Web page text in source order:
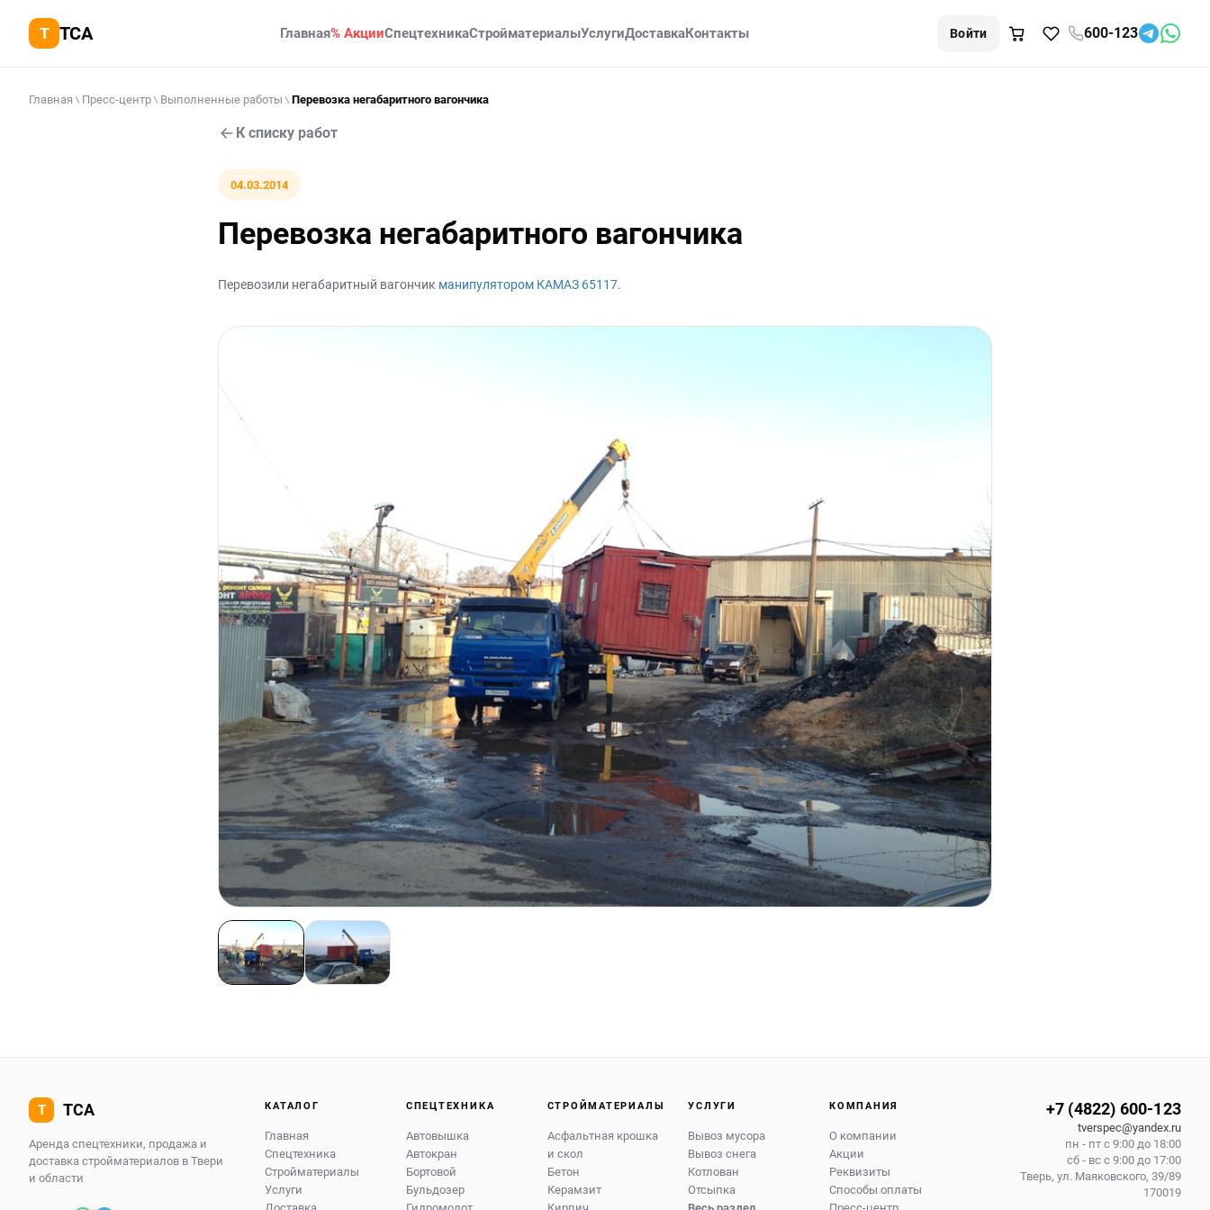
TCA Главная% АкцииСпецтехникаСтройматериалыУслугиДоставкаКонтакты Войти 600-123
Главная Пресс-центр Выполненные работы Перевозка негабаритного вагончика
К списку работ
04.03.2014
Перевозка негабаритного вагончика
Перевозили негабаритный вагончик манипулятором КАМАЗ 65117.
Аренда спецтехники, продажа и
доставка стройматериалов в Твери
и области
КАТАЛОГ
Главная
Спецтехника
Стройматериалы
Услуги
СПЕЦТЕХНИКА
Автовышка
Автокран
Бортовой
Бульдозер
СТРОЙМАТЕРИАЛЫ
Асфальтная крошка
и скол
Бетон
Керамзит
УСЛУГИ
Вывоз мусора
Вывоз снега
Котлован
Отсыпка
КОМПАНИЯ
О компании
Акции
Реквизиты
Способы оплаты
+7 (4822) 600-123
tverspec@yandex.ru
пн - пт с 9:00 до 18:00
сб - вс с 9:00 до 17:00
Тверь, ул. Маяковского, 39/89
170019